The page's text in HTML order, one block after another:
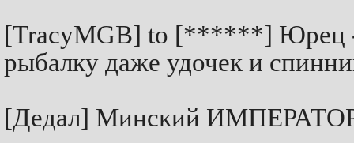
[TracyMGB] to [******] Юрец -
рыбалку даже удочек и
[Дедал] Минский